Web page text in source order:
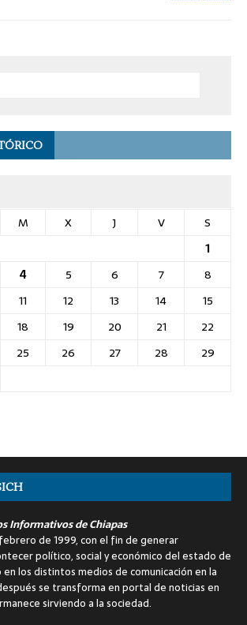
M X J V
S
1
4 5 6 7
8
11 12 13 14
15
18 19 20 21
22
25 26 27 28
29
Informativos de Chiapas
de 1999, con el fin de generar
político, social y económico del estado de
en los distintos medios de comunicación en la
se transforma en portal de noticias en
sirviendo a la sociedad.